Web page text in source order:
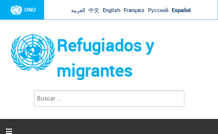
Jump to navigation
ONU العربية 中文 English Français Русский Español
Refugiados y
migrantes
s
